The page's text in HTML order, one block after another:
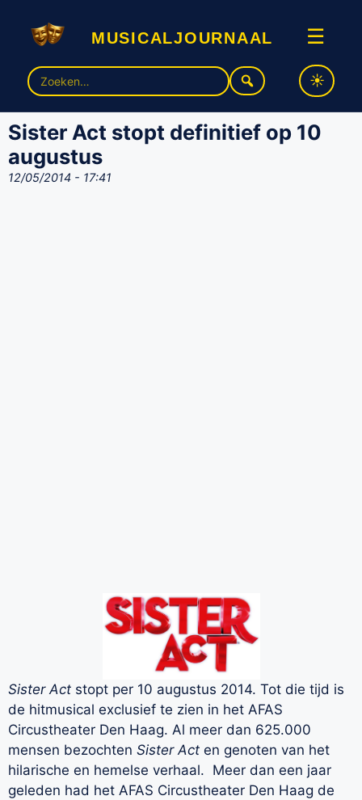
musicaljournaal ☰
Zoek
naar:
Sister Act stopt definitief op 10
augustus
12/05/2014 - 17:41
Sister Act stopt per 10 augustus 2014. Tot die tijd is
de hitmusical exclusief te zien in het AFAS
Circustheater Den Haag. Al meer dan 625.000
mensen bezochten Sister Act en genoten van het
hilarische en hemelse verhaal. Meer dan een jaar
geleden had het AFAS Circustheater Den Haag de